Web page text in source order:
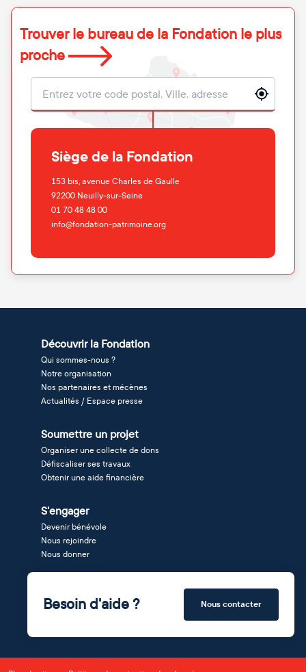
Trouver le bureau de la Fondation le plus
proche
Localisation
Siège de la Fondation
153 bis, avenue Charles de Gaulle
92200 Neuilly-sur-Seine
01 70 48 48 00
info@fondation-patrimoine.org
Découvrir la Fondation
Qui sommes-nous ?
Notre organisation
Nos partenaires et mécènes
Actualités / Espace presse
Soumettre un projet
Organiser une collecte de dons
Défiscaliser ses travaux
Obtenir une aide financière
S'engager
Devenir bénévole
Nous rejoindre
Nous donner
Besoin d'aide ? Nous contacter